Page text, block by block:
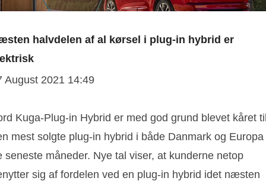
halvdelen af al kørsel i plug-in hybrid er
August 2021 14:49
Kuga-Plug-in Hybrid er med god grund blevet kåret
mest solgte plug-in hybrid i både Danmark og Europa
seneste måneder. Nye tal viser, at kunderne netop
sig af fordelen ved en plug-in hybrid idet næsten